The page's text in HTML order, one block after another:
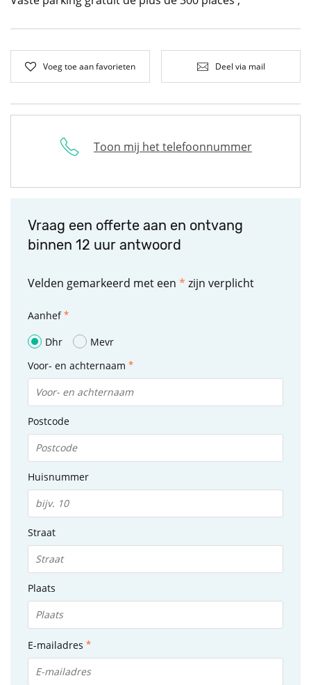
Voeg toe aan favorieten Deel via mail
Toon mij het telefoonnummer
Vraag een offerte aan en ontvang
binnen 12 uur antwoord
Velden gemarkeerd met een * zijn verplicht
Aanhef
Dhr
Mevr
Voor- en achternaam
Postcode
Huisnummer
Straat
Plaats
E-mailadres